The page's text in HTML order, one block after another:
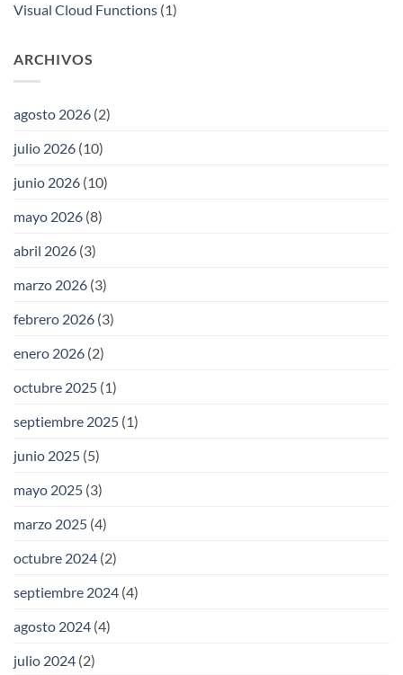
Visual Cloud Functions (1)
ARCHIVOS
agosto 2026 (2)
julio 2026 (10)
junio 2026 (10)
mayo 2026 (8)
abril 2026 (3)
marzo 2026 (3)
febrero 2026 (3)
enero 2026 (2)
octubre 2025 (1)
septiembre 2025 (1)
junio 2025 (5)
mayo 2025 (3)
marzo 2025 (4)
octubre 2024 (2)
septiembre 2024 (4)
agosto 2024 (4)
julio 2024 (2)